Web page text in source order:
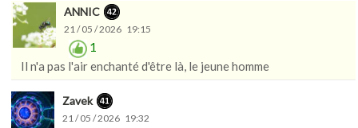
ANNIC
21 / 05 / 2026 19:15
1
Il n'a pas l'air enchanté d'être là, le jeune homme
Zavek
21 / 05 / 2026 19:32